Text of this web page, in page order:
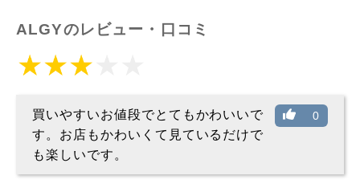
ALGYのレビュー・口コミ
0
買いやすいお値段でとてもかわいいで
す。お店もかわいくて見ているだけで
も楽しいです。